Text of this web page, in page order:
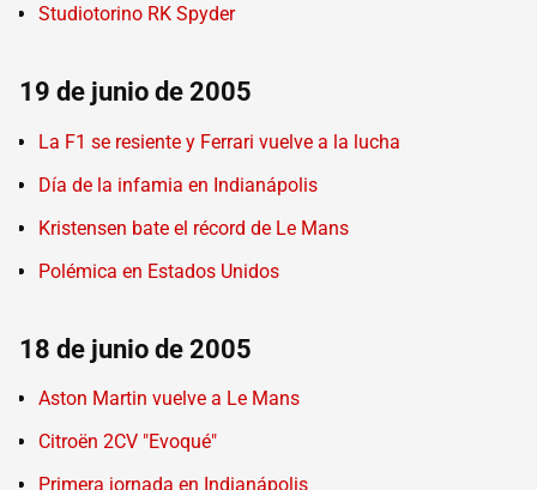
Studiotorino RK Spyder
19 de junio de 2005
La F1 se resiente y Ferrari vuelve a la lucha
Día de la infamia en Indianápolis
Kristensen bate el récord de Le Mans
Polémica en Estados Unidos
18 de junio de 2005
Aston Martin vuelve a Le Mans
Citroën 2CV "Evoqué"
Primera jornada en Indianápolis